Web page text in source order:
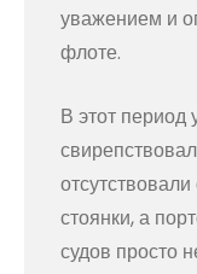
уважением и
флоте.
В этот период
стоянки, а
судов просто